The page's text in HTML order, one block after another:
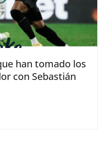
han tomado los
con Sebastián